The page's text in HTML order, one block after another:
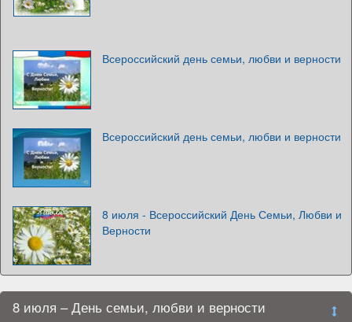
Всероссийский день семьи, любви и верности
Всероссийский день семьи, любви и верности
8 июля - Всероссийский День Семьи, Любви и
Верности
8 июля – День семьи, любви и верности